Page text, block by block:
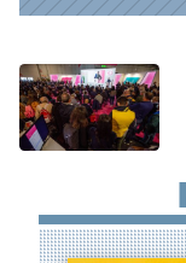
News